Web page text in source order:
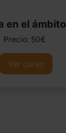
en el
Precio: 50€
Ver curso